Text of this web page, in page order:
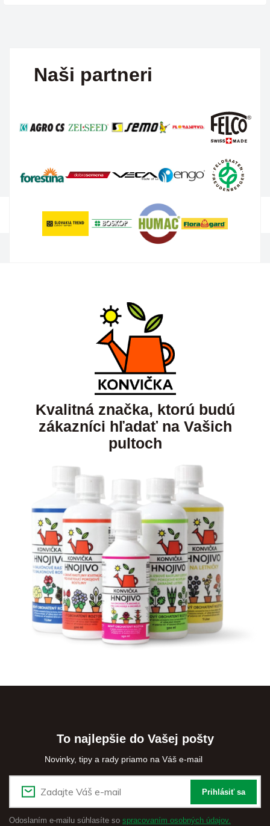
Naši partneri
Kvalitná značka, ktorú budú
zákazníci hľadať na Vašich
pultoch
To najlepšie do Vašej pošty
Novinky, tipy a rady priamo na Váš e-mail
Prihlásiť sa
Odoslaním e-mailu súhlasíte so spracovaním osobných údajov.